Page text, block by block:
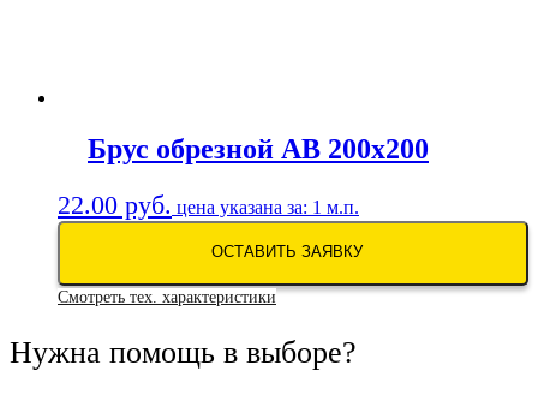
Брус обрезной АВ 200х200
22.00 руб. цена указана за: 1 м.п.
ОСТАВИТЬ ЗАЯВКУ
Смотреть тех. характеристики
Нужна помощь в выборе?